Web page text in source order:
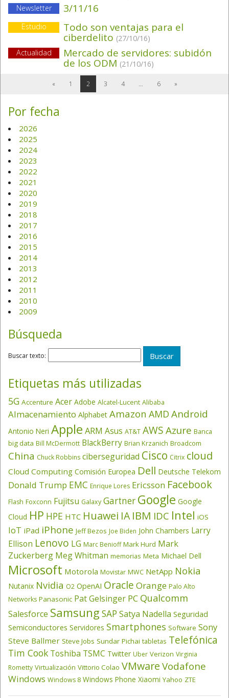
Newsletter
3/11/16
Estudio Todo son ventajas para el
ciberdelito (27/10/16)
Actualidad
Mercado de servidores: subidón
de los ODM (21/10/16)
« 1 2 3 4 … 6 »
Por fecha
2026
2025
2024
2023
2022
2021
2020
2019
2018
2017
2016
2015
2014
2013
2012
2011
2010
2009
Búsqueda
Buscar texto:
Etiquetas más utilizadas
5G Accenture Acer Adobe Alcatel-Lucent Alibaba
Almacenamiento Alphabet Amazon AMD Android
Antonio Neri Apple ARM Asus AT&T AWSAzure Banca
big data Bill McDermott BlackBerry Brian Krzanich Broadcom
China Chuck Robbins ciberseguridad Cisco Citrix cloud
Cloud Computing Comisión Europea Dell Deutsche Telekom
Donald Trump EMC Enrique Lores Ericsson Facebook
Flash Foxconn Fujitsu Galaxy Gartner Google Google
Cloud HP HPE HTC Huawei IA IBM IDC Intel iOS
IoT iPad iPhone Jeff Bezos Joe Biden John Chambers Larry
Ellison Lenovo LG Marc Benioff Mark Hurd Mark
Zuckerberg Meg Whitman memorias Meta Michael Dell
Microsoft Motorola Movistar MWC NetApp Nokia
Nutanix Nvidia O2 OpenAI Oracle Orange Palo Alto
Networks Panasonic Pat Gelsinger PC Qualcomm
Salesforce Samsung SAP Satya Nadella Seguridad
Semiconductores Servidores Smartphones Software Sony
Steve Ballmer Steve Jobs Sundar Pichai tabletas Telefónica
Tim Cook Toshiba TSMC Twitter Uber Verizon Virginia
Rometty Virtualización Vittorio Colao VMwareVodafone
Windows Windows 8 Windows Phone Xiaomi Yahoo ZTE